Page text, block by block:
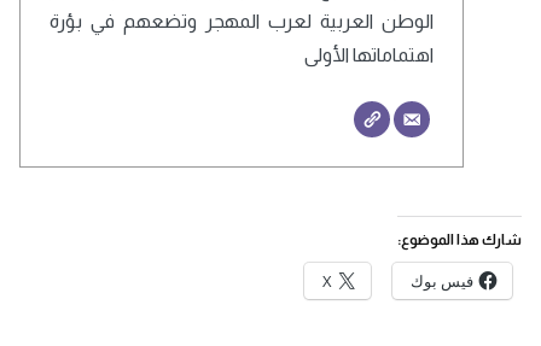
الوطن العربية لعرب المهجر وتضعهم في بؤرة
اهتماماتها الأولى
شارك هذا الموضوع:
فيس بوك X